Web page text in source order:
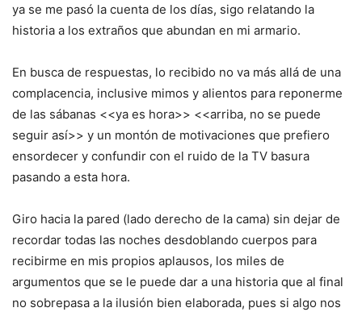
ya se me pasó la cuenta de los días, sigo relatando la
historia a los extraños que abundan en mi armario.
En busca de respuestas, lo recibido no va más allá de una
complacencia, inclusive mimos y alientos para reponerme
de las sábanas <<ya es hora>> <<arriba, no se puede
seguir así>> y un montón de motivaciones que prefiero
ensordecer y confundir con el ruido de la TV basura
pasando a esta hora.
Giro hacia la pared (lado derecho de la cama) sin dejar de
recordar todas las noches desdoblando cuerpos para
recibirme en mis propios aplausos, los miles de
argumentos que se le puede dar a una historia que al final
no sobrepasa a la ilusión bien elaborada, pues si algo nos